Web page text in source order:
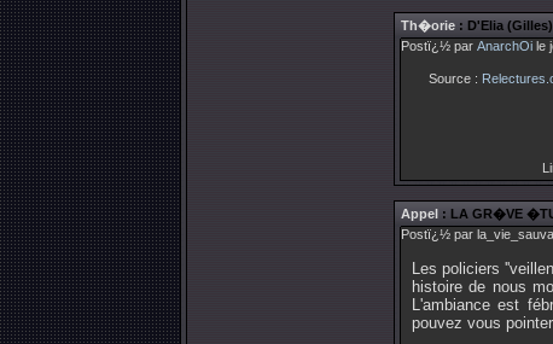
Th�orie: D'Elia
Postï¿½ par AnarchOile
Source :
Appel: LA GR�VE
Postï¿½ par
Les policiers
histoire de nous
L'ambiance est
pouvez vous